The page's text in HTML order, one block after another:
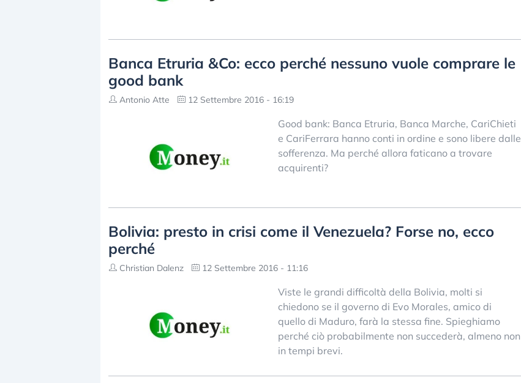
Banca Etruria &Co: ecco perché nessuno vuole comprare le
good bank
Antonio Atte 12 Settembre 2016 - 16:19
Good bank: Banca Etruria, Banca Marche, CariChieti
e CariFerrara hanno conti in ordine e sono libere dalle
sofferenza. Ma perché allora faticano a trovare
acquirenti?
Bolivia: presto in crisi come il Venezuela? Forse no, ecco
perché
Christian Dalenz 12 Settembre 2016 - 11:16
Viste le grandi difficoltà della Bolivia, molti si
chiedono se il governo di Evo Morales, amico di
quello di Maduro, farà la stessa fine. Spieghiamo
perché ciò probabilmente non succederà, almeno non
in tempi brevi.